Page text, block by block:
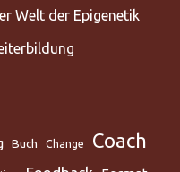
Welt der Epigenetik
Buch Change Coach